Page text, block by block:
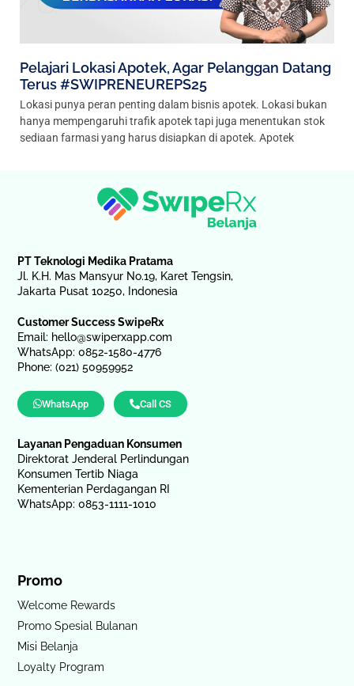
Pelajari Lokasi Apotek, Agar Pelanggan Datang
Terus #SWIPRENEUREPS25
Lokasi punya peran penting dalam bisnis apotek. Lokasi bukan
hanya mempengaruhi trafik apotek tapi juga menentukan stok
sediaan farmasi yang harus disiapkan di apotek. Apotek
PT Teknologi Medika Pratama
Jl. K.H. Mas Mansyur No.19, Karet Tengsin,
Jakarta Pusat 10250, Indonesia
Customer Success SwipeRx
Email: hello@swiperxapp.com
WhatsApp: 0852-1580-4776
Phone: (021) 50959952
WhatsApp Call CS
Layanan Pengaduan Konsumen
Direktorat Jenderal Perlindungan
Konsumen Tertib Niaga
Kementerian Perdagangan RI
WhatsApp: 0853-1111-1010
Promo
Welcome Rewards
Promo Spesial Bulanan
Misi Belanja
Loyalty Program